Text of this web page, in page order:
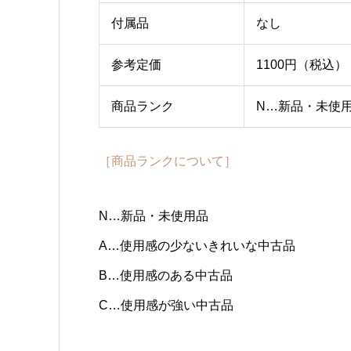
付属品 なし
参考定価 1100円（税込）
商品ランク N…新品・未使
［商品ランクについて］
N…新品・未使用品
A…使用感の少ないきれいな中古品
B…使用感のある中古品
C…使用感が強い中古品